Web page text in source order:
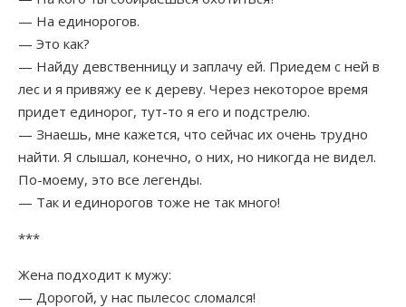
— На единорогов.
— Это как?
— Найду девственницу и заплачу ей. Приедем с ней в
лес и я привяжу ее к дереву. Через некоторое время
придет единорог, тут-то я его и подстрелю.
— Знаешь, мне кажется, что сейчас их очень трудно
найти. Я слышал, конечно, о них, но никогда не видел.
По-моему, это все легенды.
— Так и единорогов тоже не так много!
***
Жена подходит к мужу:
— Дорогой, у нас пылесос сломался!